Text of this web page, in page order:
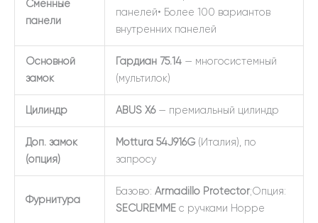
Сменные
панели
панелей• Более 100 вариантов
внутренних панелей
Основной
замок
Гардиан 75.14— многосистемный
(мультилок)
Цилиндр ABUS X6— премиальный цилиндр
Доп. замок
(опция)
Mottura 54J916G(Италия), по
запросу
Фурнитура
Базово: Armadillo Protector;Опция:
SECUREMMEс ручками Hoppe